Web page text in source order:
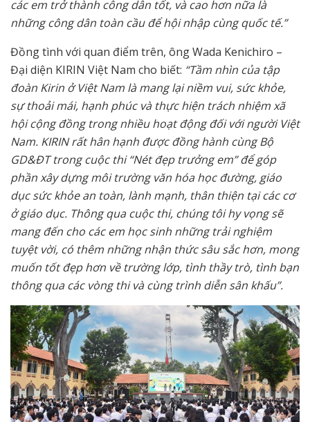
các em trở thành công dân tốt, và cao hơn nữa là
những công dân toàn cầu để hội nhập cùng quốc tế.”
Đồng tình với quan điểm trên, ông Wada Kenichiro –
Đại diện KIRIN Việt Nam cho biết: “Tầm nhìn của tập
đoàn Kirin ở Việt Nam là mang lại niềm vui, sức khỏe,
sự thoải mái, hạnh phúc và thực hiện trách nhiệm xã
hội cộng đồng trong nhiều hoạt động đối với người Việt
Nam. KIRIN rất hân hạnh được đồng hành cùng Bộ
GD&ĐT trong cuộc thi “Nét đẹp trưởng em” để góp
phần xây dựng môi trường văn hóa học đường, giáo
dục sức khỏe an toàn, lành mạnh, thân thiện tại các cơ
ở giáo dục. Thông qua cuộc thi, chúng tôi hy vọng sẽ
mang đến cho các em học sinh những trải nghiệm
tuyệt vời, có thêm những nhận thức sâu sắc hơn, mong
muốn tốt đẹp hơn về trường lớp, tình thầy trò, tình bạn
thông qua các vòng thi và cùng trình diễn sân khấu”.